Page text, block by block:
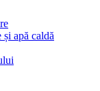
apă caldă